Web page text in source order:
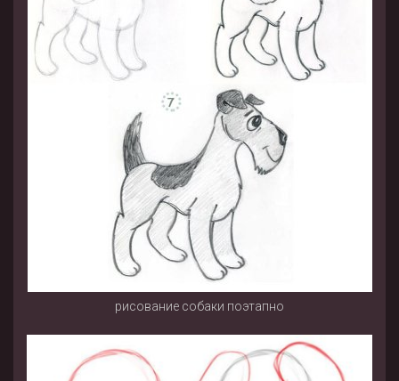
рисование собаки поэтапно